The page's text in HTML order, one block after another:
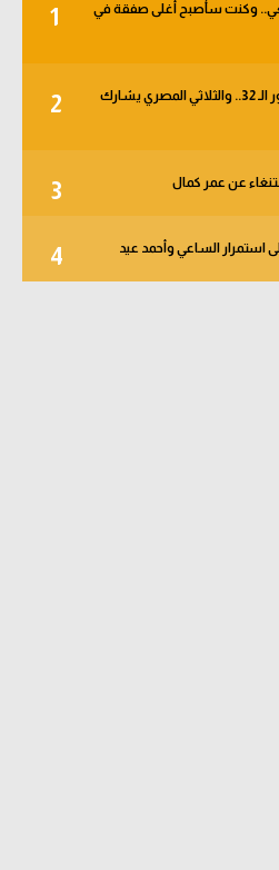
1
معي.. وكنت سأصبح أغلى صفقة في
2
خبر في الجول - الأهلي يبدأ من دور الـ 32.. والثلاثي المصري يشارك
3 عن عمر كمال
4 استمرار الساعي وأحمد عيد